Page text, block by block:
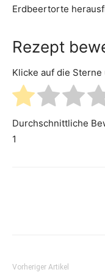
Erdbeertorte
Rezept
Klicke auf die
Durchschnittliche
1
Vorheriger Artikel